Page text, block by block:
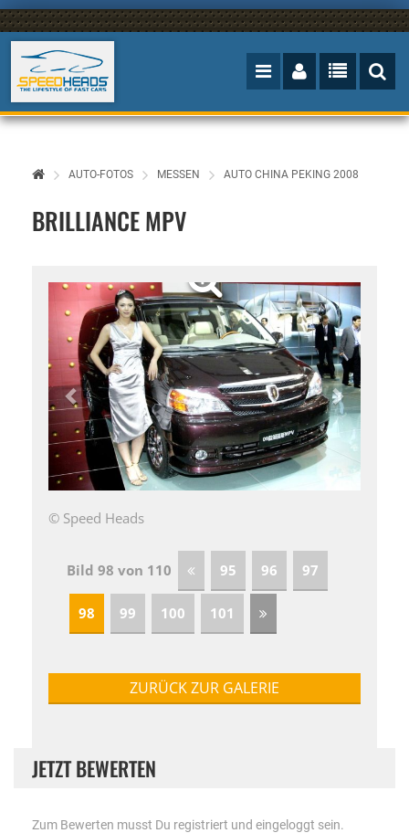
AUTO-FOTOS MESSEN AUTO CHINA PEKING 2008
BRILLIANCE MPV
© Speed Heads
Bild 98 von 110 95 96 97
98 99 100 101
ZURÜCK ZUR GALERIE
JETZT BEWERTEN
Zum Bewerten musst Du registriert und eingeloggt sein.